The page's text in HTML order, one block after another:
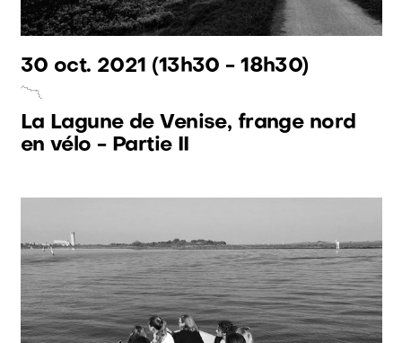
30 oct. 2021 (13h30 - 18h30)
La Lagune de Venise, frange nord
en vélo - Partie II